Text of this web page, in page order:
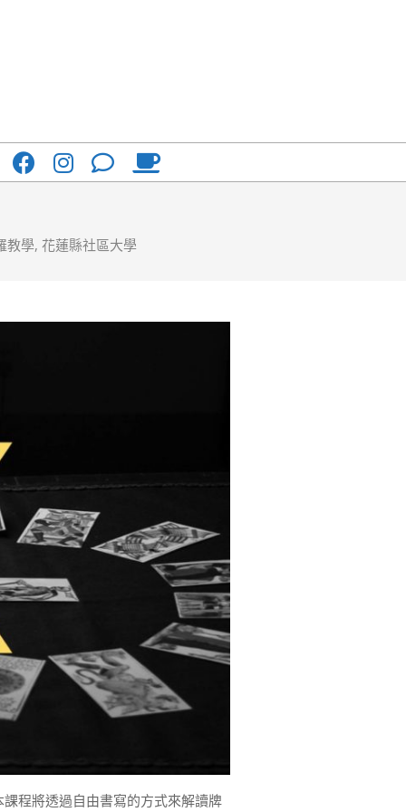
教學, 花蓮縣社區大學
程將透過自由書寫的方式來解讀牌